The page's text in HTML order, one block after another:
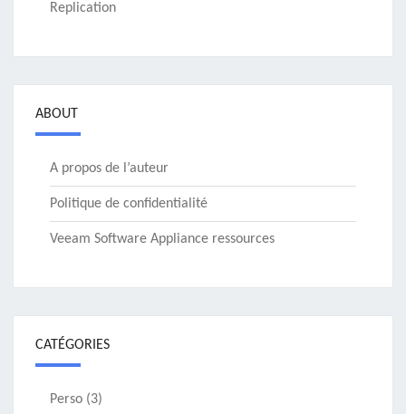
Replication
ABOUT
A propos de l’auteur
Politique de confidentialité
Veeam Software Appliance ressources
CATÉGORIES
Perso (3)